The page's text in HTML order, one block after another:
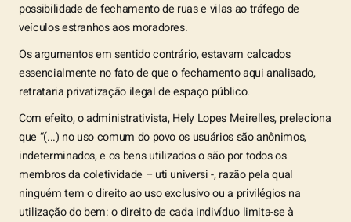
possibilidade de fechamento de ruas e vilas ao tráfego de
veículos estranhos aos moradores.
Os argumentos em sentido contrário, estavam calcados
essencialmente no fato de que o fechamento aqui analisado,
retrataria privatização ilegal de espaço público.
Com efeito, o administrativista, Hely Lopes Meirelles, preleciona
que “(...) no uso comum do povo os usuários são anônimos,
indeterminados, e os bens utilizados o são por todos os
membros da coletividade – uti universi -, razão pela qual
ninguém tem o direito ao uso exclusivo ou a privilégios na
utilização do bem: o direito de cada indivíduo limita-se à